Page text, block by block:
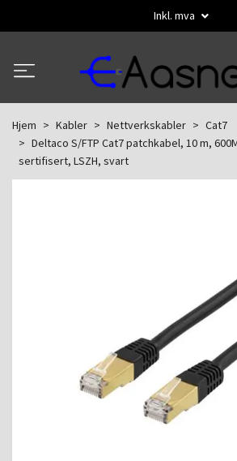
Inkl. mva
Hjem Kabler Nettverkskabler
Cat7
Deltaco S/FTP Cat7 patchkabel, 10 m,
sertifisert, LSZH, svart